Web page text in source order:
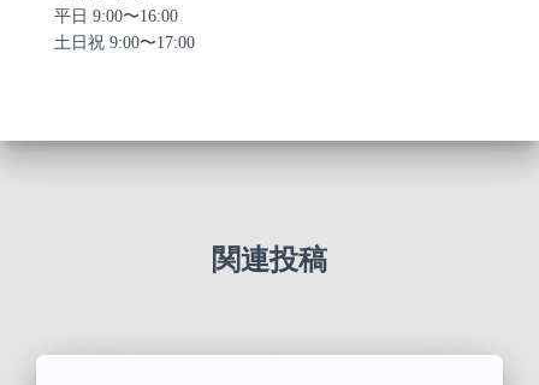
平日 9:00〜16:00
土日祝 9:00〜17:00
関連投稿